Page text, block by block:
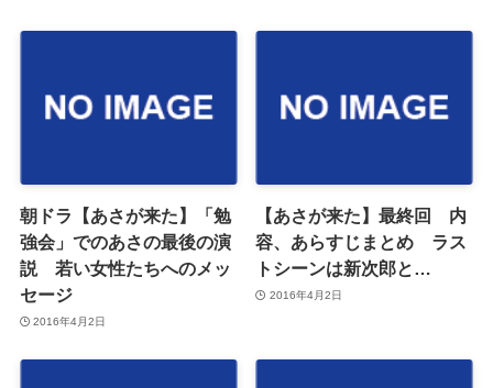
朝ドラ【あさが来た】「勉
強会」でのあさの最後の演
説 若い女性たちへのメッ
セージ
2016年4月2日
【あさが来た】最終回 内
容、あらすじまとめ ラス
トシーンは新次郎と…
2016年4月2日